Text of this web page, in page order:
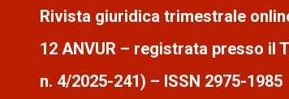
Rivista giuridica trimestrale
12 ANVUR – registrata presso il
n. 4/2025-241) – ISSN 2975-1985